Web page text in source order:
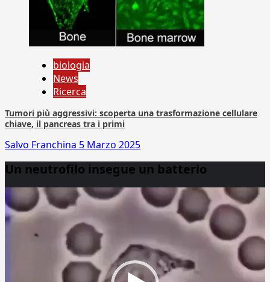
biologia
News
Ricerca
Tumori più aggressivi: scoperta una trasformazione cellulare
chiave, il pancreas tra i primi
Salvo Franchina 5 Marzo 2025
Un neutrofilo insegue un batterio
Player